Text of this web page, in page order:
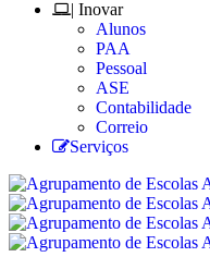
| Inovar
Alunos
PAA
Pessoal
ASE
Contabilidade
Correio
Serviços